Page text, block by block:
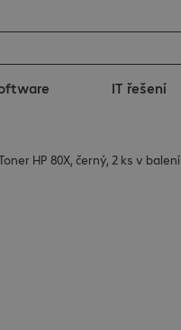
IT řešení
HP 80X, černý, 2 ks v balení